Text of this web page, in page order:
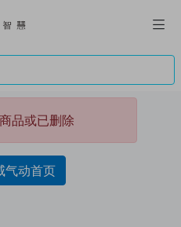
品或已删除
气动首页